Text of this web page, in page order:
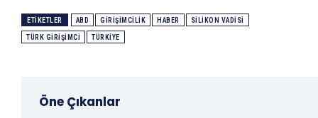
ETIKETLER ABD GIRIŞIMCILIK HABER SILIKON VADISI
TÜRK GIRIŞIMCI TÜRKIYE
Öne Çıkanlar